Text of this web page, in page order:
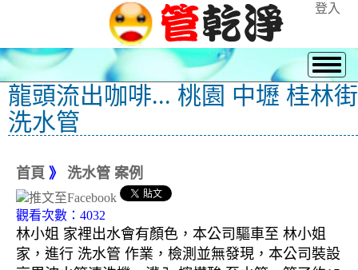
登入
龍頭流出咖啡... 桃園 中壢 桂林街
洗水管
首頁 》 洗水管 案例
觀看次數：4032
林小姐 家裡出水會有顏色，本公司驅車至 林小姐
家，進行 洗水管 作業，檢測並無發現，本公司裝設